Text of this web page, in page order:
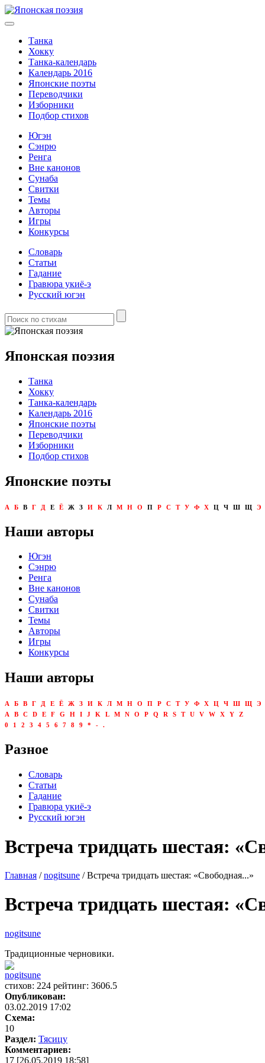
Танка
Хокку
Танка-календарь
Календарь 2016
Японские поэты
Переводчики
Изборники
Подбор стихов
Югэн
Сэнрю
Ренга
Вне канонов
Сунаба
Свитки
Темы
Авторы
Игры
Конкурсы
Словарь
Статьи
Гадание
Гравюра укиё-э
Русский югэн
Японская поэзия
Танка
Хокку
Танка-календарь
Календарь 2016
Японские поэты
Переводчики
Изборники
Подбор стихов
Японские поэты
А Б В Г Д Е Ё Ж З И К Л М Н О П Р С Т У Ф Х Ц Ч Ш Щ Э
Наши авторы
Югэн
Сэнрю
Ренга
Вне канонов
Сунаба
Свитки
Темы
Авторы
Игры
Конкурсы
Наши авторы
А Б В Г Д Е Ё Ж З И К Л М Н О П Р С Т У Ф Х Ц Ч Ш Щ
Э
A
B C D E F G H I J K L M N O P Q R S T U V W X Y
Z
0
1 2 3 4 5 6 7 8 9 * - .
Разное
Словарь
Статьи
Гадание
Гравюра укиё-э
Русский югэн
Встреча тридцать шестая:
Главная /nogitsune / Встреча тридцать шестая: «Свободная...»
Встреча тридцать шестая:
nogitsune
Традиционные черновики.
nogitsune
cтихов: 224 рейтинг: 3606.5
Опубликован:
03.02.2019 17:02
Схема:
10
Раздел: Тясицу
Комментариев:
17 [26.05.2019 18:58]